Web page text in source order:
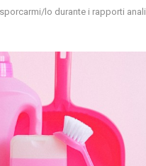
lo durante i rapporti anali